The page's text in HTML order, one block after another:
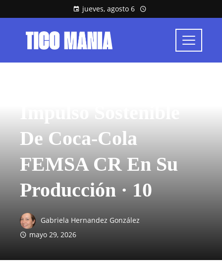
jueves, agosto 6
De Coca-Cola
FEMSA CR En Su
Producción · 10
Gabriela Hernandez González
mayo 29, 2026